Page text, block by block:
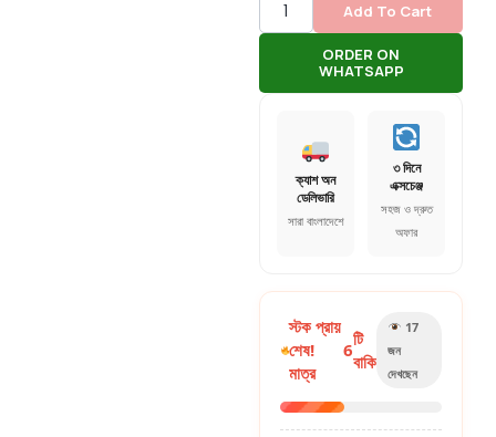
Add To Cart
ORDER ON
WHATSAPP
ক্যাশ অন
ডেলিভারি
সারা বাংলাদেশে
৩ দিনে
এক্সচেঞ্জ
সহজ ও দ্রুত
অফার
স্টক প্রায়
শেষ!
মাত্র
6
টি
বাকি
17
জন
দেখছেন